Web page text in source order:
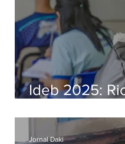
Ideb 2025:
acima da
Jornal Daki